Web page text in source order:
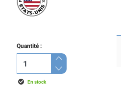
Quantité :
En stock